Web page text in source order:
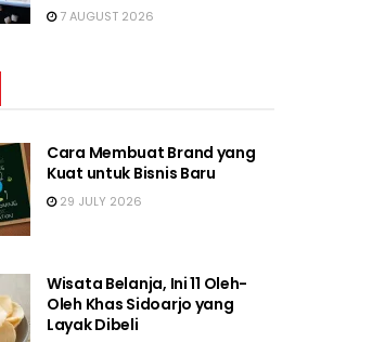
7 AUGUST 2026
Cara Membuat Brand yang
Kuat untuk Bisnis Baru
29 JULY 2026
Wisata Belanja, Ini 11 Oleh-
Oleh Khas Sidoarjo yang
Layak Dibeli